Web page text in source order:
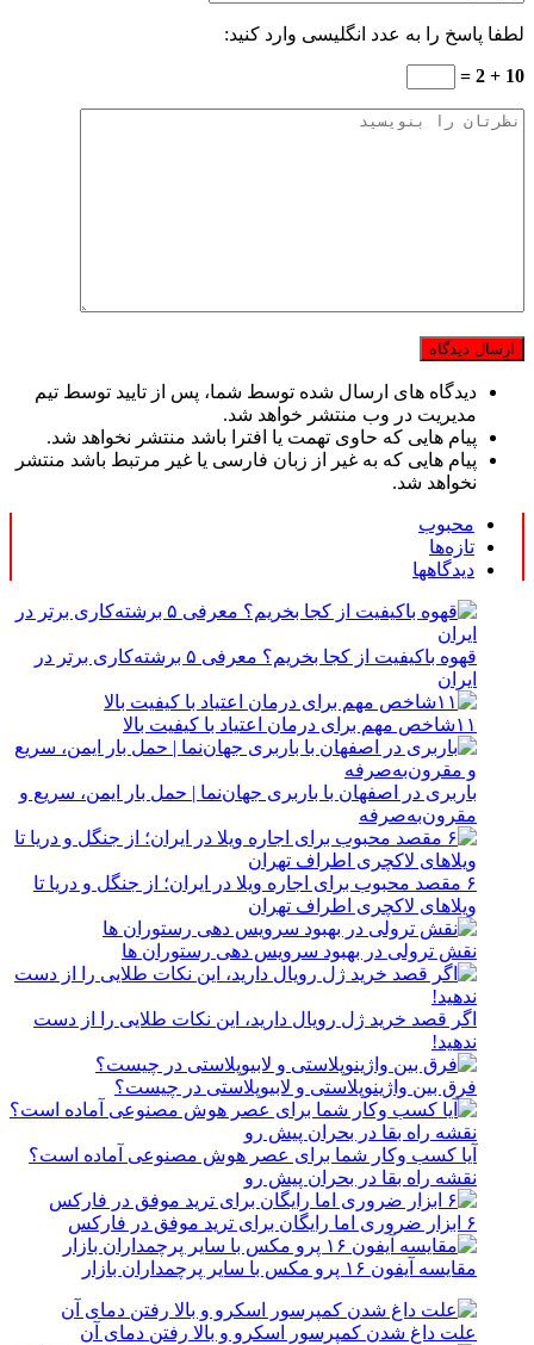
لطفا پاسخ را به عدد انگلیسی وارد کنید:
10 + 2 =
دیدگاه های ارسال شده توسط شما، پس از تایید توسط تیم
مدیریت در وب منتشر خواهد شد.
پیام هایی که حاوی تهمت یا افترا باشد منتشر نخواهد شد.
پیام هایی که به غیر از زبان فارسی یا غیر مرتبط باشد منتشر
نخواهد شد.
محبوب
تازه‌ها
دیدگاهها
قهوه باکیفیت از کجا بخریم؟ معرفی ۵ برشته‌کاری برتر در
ایران
۱۱شاخص مهم برای درمان اعتیاد با کیفیت بالا
باربری در اصفهان با باربری جهان‌نما | حمل بار ایمن، سریع و
مقرون‌به‌صرفه
۶ مقصد محبوب برای اجاره ویلا در ایران؛ از جنگل و دریا تا
ویلاهای لاکچری اطراف تهران
نقش ترولی در بهبود سرویس دهی رستوران ها
اگر قصد خرید ژل رویال دارید، این نکات طلایی را از دست
ندهید!
فرق بین واژینوپلاستی و لابیوپلاستی در چیست؟
آیا کسب وکار شما برای عصر هوش مصنوعی آماده است؟
نقشه راه بقا در بحران پیش رو
۶ ابزار ضروری اما رایگان برای ترید موفق در فارکس
مقایسه آیفون ۱۶ پرو مکس با سایر پرچمداران بازار
علت داغ شدن کمپرسور اسکرو و بالا رفتن دمای آن